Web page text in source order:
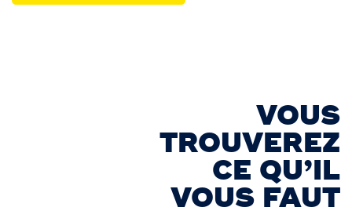
VOUS
TROUVEREZ
CE QU’IL
VOUS FAUT